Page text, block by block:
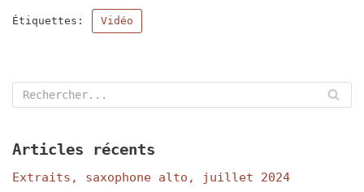
Étiquettes: Vidéo
Articles récents
Extraits, saxophone alto, juillet 2024